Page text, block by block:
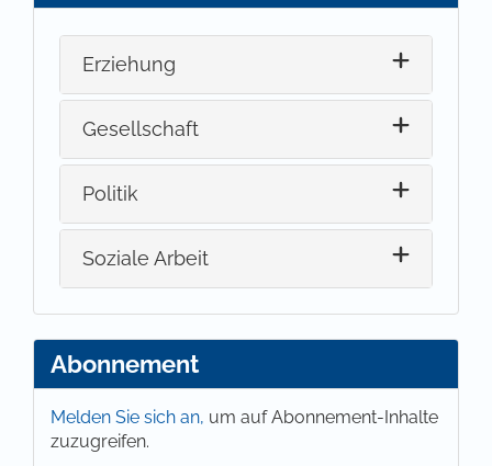
Erziehung
Gesellschaft
Politik
Soziale Arbeit
Abonnement
Melden Sie sich an, um auf Abonnement-Inhalte
zuzugreifen.